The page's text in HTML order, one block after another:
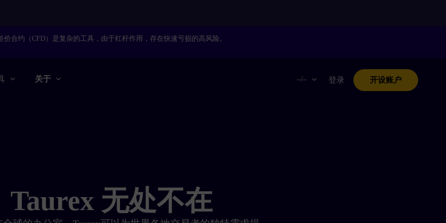
价合约（CFD）是复杂的工具，由于杠杆作用，存在快速亏损的高风险。
关于 –/– 登录 开设账户
Taurex 无处不在